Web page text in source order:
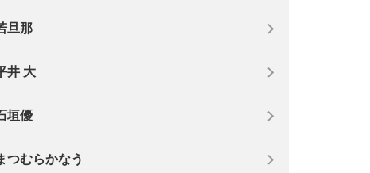
旦那
井 大
垣優
つむらかなう